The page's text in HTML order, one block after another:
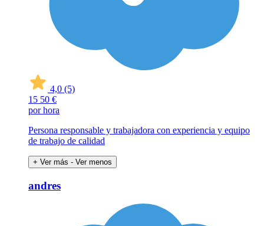
4,0 (5)
15 50 €
por hora
Persona responsable y trabajadora con experiencia y equipo
de trabajo de calidad
+ Ver más - Ver menos
andres